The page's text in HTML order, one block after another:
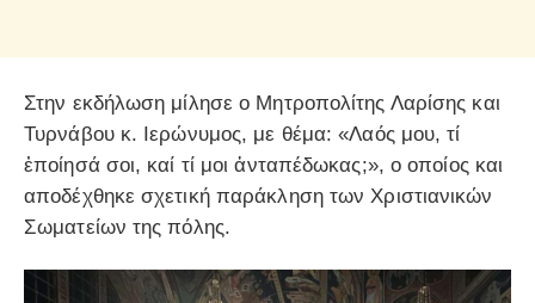
Στην εκδήλωση μίλησε ο Μητροπολίτης Λαρίσης και
Τυρνάβου κ. Ιερώνυμος, με θέμα: «Λαός μου, τί
ἐποίησά σοι, καί τί μοι ἀνταπέδωκας;», ο οποίος και
αποδέχθηκε σχετική παράκληση των Χριστιανικών
Σωματείων της πόλης.